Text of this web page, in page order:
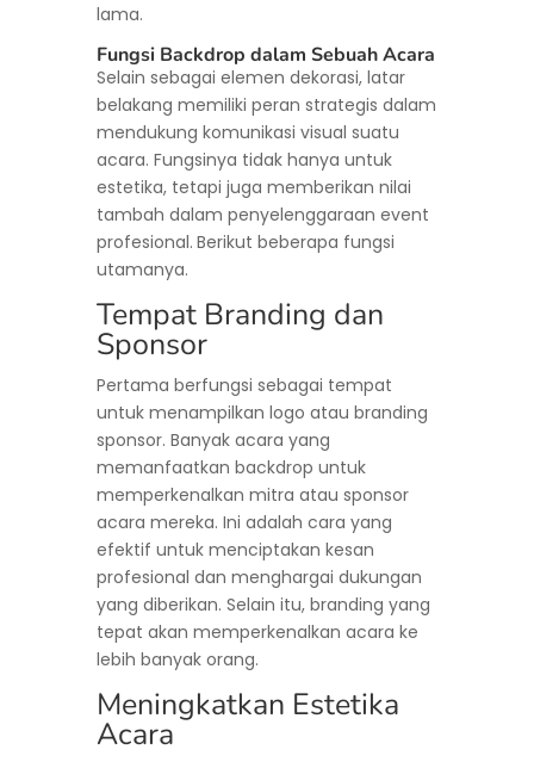
lama.
Fungsi Backdrop dalam Sebuah Acara
Selain sebagai elemen dekorasi, latar
belakang memiliki peran strategis dalam
mendukung komunikasi visual suatu
acara. Fungsinya tidak hanya untuk
estetika, tetapi juga memberikan nilai
tambah dalam penyelenggaraan event
profesional. Berikut beberapa fungsi
utamanya.
Tempat Branding dan
Sponsor
Pertama berfungsi sebagai tempat
untuk menampilkan logo atau branding
sponsor. Banyak acara yang
memanfaatkan backdrop untuk
memperkenalkan mitra atau sponsor
acara mereka. Ini adalah cara yang
efektif untuk menciptakan kesan
profesional dan menghargai dukungan
yang diberikan. Selain itu, branding yang
tepat akan memperkenalkan acara ke
lebih banyak orang.
Meningkatkan Estetika
Acara